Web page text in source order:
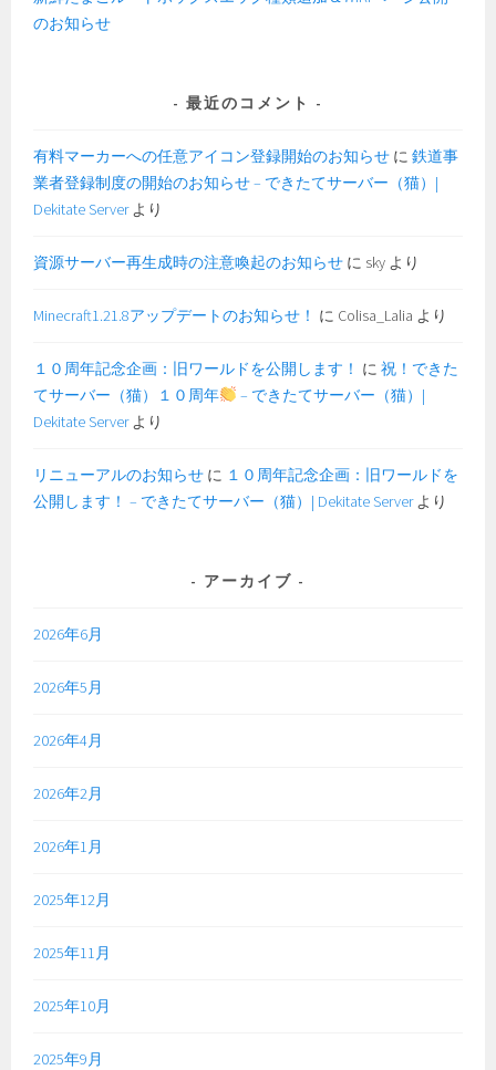
のお知らせ
最近のコメント
有料マーカーへの任意アイコン登録開始のお知らせ に鉄道事
業者登録制度の開始のお知らせ – できたてサーバー（猫）|
Dekitate Serverより
資源サーバー再生成時の注意喚起のお知らせ に sky より
Minecraft1.21.8アップデートのお知らせ！ に Colisa_Lalia より
１０周年記念企画：旧ワールドを公開します！ に祝！できた
てサーバー（猫）１０周年
– できたてサーバー（猫）|
Dekitate Serverより
リニューアルのお知らせ に １０周年記念企画：旧ワールドを
公開します！ – できたてサーバー（猫）| Dekitate Serverより
アーカイブ
2026年6月
2026年5月
2026年4月
2026年2月
2026年1月
2025年12月
2025年11月
2025年10月
2025年9月